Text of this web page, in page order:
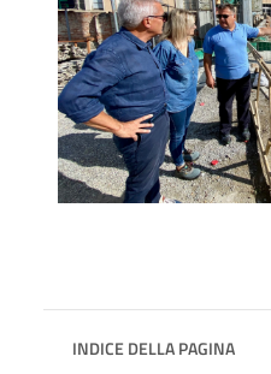
INDICE DELLA PAGINA